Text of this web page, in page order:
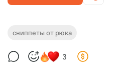
Сниппеты от Рюка.
(Червь/ОНО)(Часть 3)
базовая
сниппеты от рюка
3